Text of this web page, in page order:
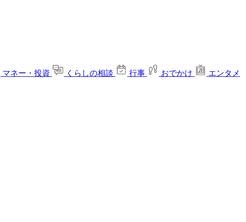
マネー・投資 くらしの相談 行事 おでかけ
エンタメ